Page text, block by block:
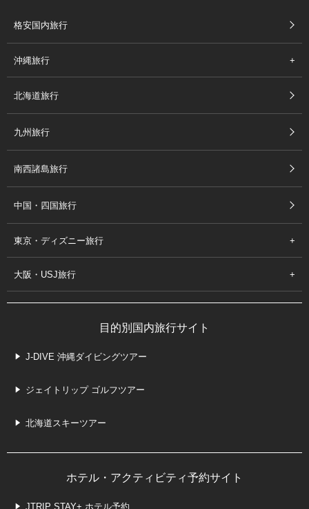
格安国内旅行
沖縄旅行
北海道旅行
九州旅行
南西諸島旅行
中国・四国旅行
東京・ディズニー旅行
大阪・USJ旅行
目的別国内旅行サイト
J-DIVE 沖縄ダイビングツアー
ジェイトリップ ゴルフツアー
北海道スキーツアー
ホテル・アクティビティ予約サイト
JTRIP STAY+ ホテル予約